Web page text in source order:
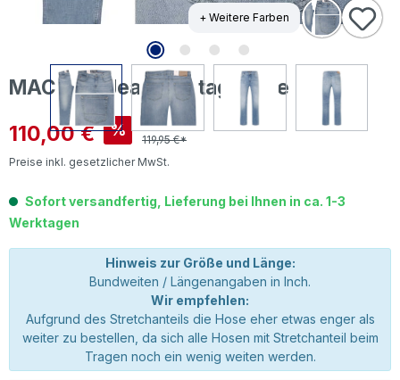
+ Weitere Farben
MAC Rick Jeans vintage blue
Verkaufspreis:
110,00 € %
119,95 €*
Preise inkl. gesetzlicher MwSt.
Sofort versandfertig, Lieferung bei Ihnen in ca. 1-3
Werktagen
Hinweis zur Größe und Länge:
Bundweiten / Längenangaben in Inch.
Wir empfehlen:
Aufgrund des Stretchanteils die Hose eher etwas enger als
weiter zu bestellen, da sich alle Hosen mit Stretchanteil beim
Tragen noch ein wenig weiten werden.